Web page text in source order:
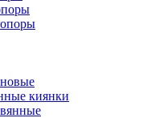
киянки